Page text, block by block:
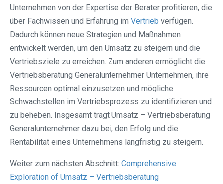
Unternehmen von der Expertise der Berater profitieren, die
über Fachwissen und Erfahrung im Vertrieb verfügen.
Dadurch können neue Strategien und Maßnahmen
entwickelt werden, um den Umsatz zu steigern und die
Vertriebsziele zu erreichen. Zum anderen ermöglicht die
Vertriebsberatung Generalunternehmer Unternehmen, ihre
Ressourcen optimal einzusetzen und mögliche
Schwachstellen im Vertriebsprozess zu identifizieren und
zu beheben. Insgesamt trägt Umsatz – Vertriebsberatung
Generalunternehmer dazu bei, den Erfolg und die
Rentabilität eines Unternehmens langfristig zu steigern.
Weiter zum nächsten Abschnitt: Comprehensive
Exploration of Umsatz – Vertriebsberatung